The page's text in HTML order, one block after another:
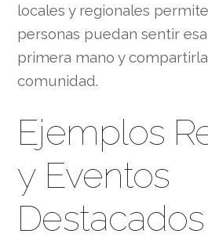
locales y regionales
personas puedan sentir
primera mano y
comunidad.
Ejemplos
y Eventos
Destacados